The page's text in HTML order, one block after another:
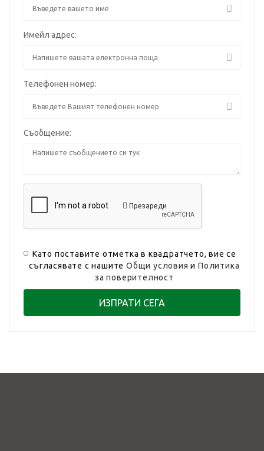
Имейл адрес:
Телефонен номер:
Съобщение:
Презареди
Като поставите отметка в квадратчето, вие се
съгласявате с нашитеОбщи условия иПолитика
за поверителност